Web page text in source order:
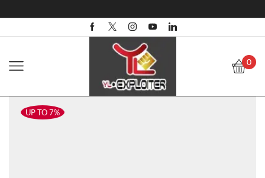
0
UP TO 7%